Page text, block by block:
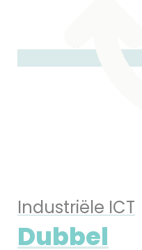
Industriële ICT
Dubbel